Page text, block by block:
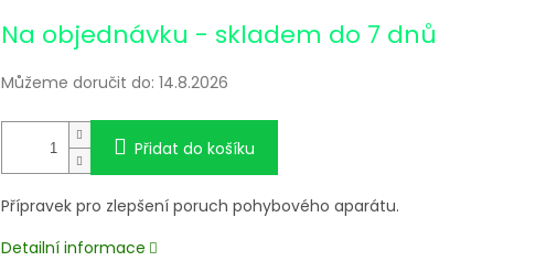
Na objednávku - skladem do 7 dnů
Můžeme doručit do: 14.8.2026
Přidat do košíku
Přípravek pro zlepšení poruch pohybového aparátu.
Detailní informace